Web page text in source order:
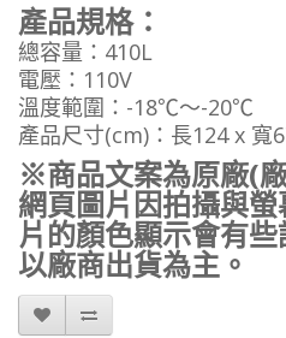
產品規格：
總容量：410L
電壓：110V
溫度範圍：-18℃～-20℃
產品尺寸(cm)：長124 x 寬
※商品文案為原廠(
網頁圖片因拍攝與
片的顏色顯示會有
以廠商出貨為主。